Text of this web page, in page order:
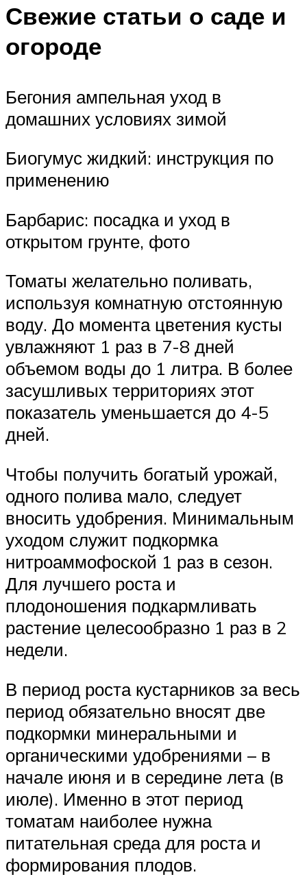
Свежие статьи о саде и
огороде
Бегония ампельная уход в
домашних условиях зимой
Биогумус жидкий: инструкция по
применению
Барбарис: посадка и уход в
открытом грунте, фото
Томаты желательно поливать,
используя комнатную отстоянную
воду. До момента цветения кусты
увлажняют 1 раз в 7-8 дней
объемом воды до 1 литра. В более
засушливых территориях этот
показатель уменьшается до 4-5
дней.
Чтобы получить богатый урожай,
одного полива мало, следует
вносить удобрения. Минимальным
уходом служит подкормка
нитроаммофоской 1 раз в сезон.
Для лучшего роста и
плодоношения подкармливать
растение целесообразно 1 раз в 2
недели.
В период роста кустарников за весь
период обязательно вносят две
подкормки минеральными и
органическими удобрениями – в
начале июня и в середине лета (в
июле). Именно в этот период
томатам наиболее нужна
питательная среда для роста и
формирования плодов.